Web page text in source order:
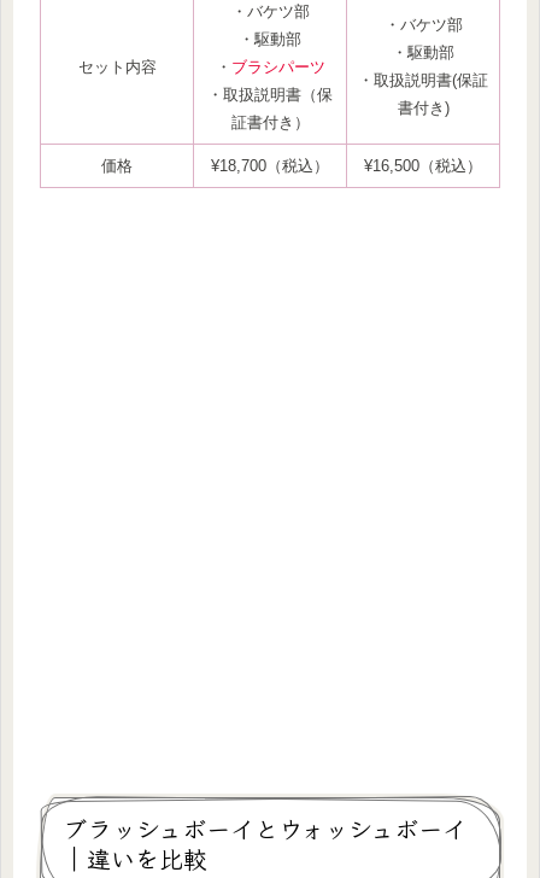
セット内容
・バケツ部
・駆動部
・ ブラシパーツ
・取扱説明書（保
証書付き）
・バケツ部
・駆動部
・取扱説明書(保証
書付き)
価格 ¥18,700（税込） ¥16,500（税込）
ブラッシュボーイとウォッシュボーイ
｜違いを比較